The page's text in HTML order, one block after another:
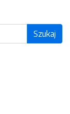
Szukaj